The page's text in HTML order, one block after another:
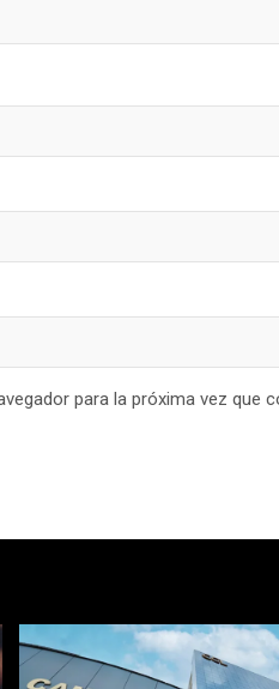
para la próxima vez que